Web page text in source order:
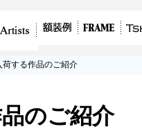
荷する作品のご紹介
のご紹介